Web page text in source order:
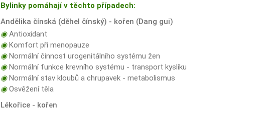
Bylinky pomáhají v těchto případech:
Andělika čínská (děhel čínský) - kořen (Dang gui)
◉Antioxidant
◉Komfort při menopauze
◉Normální činnost urogenitálního systému žen
◉Normální funkce krevního systému - transport kyslíku
◉Normální stav kloubů a chrupavek - metabolismus
◉Osvěžení těla
Lékořice - kořen